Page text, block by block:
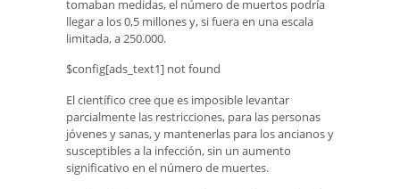
tomaban medidas, el número de muertos podría
llegar a los 0,5 millones y, si fuera en una escala
limitada, a 250.000.
$config[ads_text1] not found
El científico cree que es imposible levantar
parcialmente las restricciones, para las personas
jóvenes y sanas, y mantenerlas para los ancianos y
susceptibles a la infección, sin un aumento
significativo en el número de muertes.